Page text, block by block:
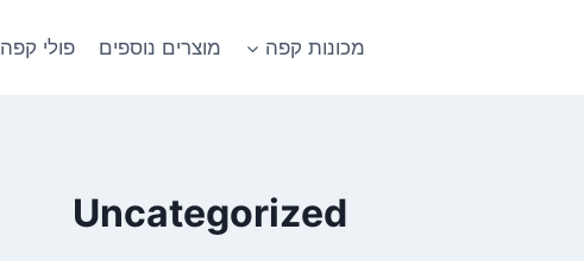
מכונות קפה מוצרים נוספים פולי קפה
Uncategorized